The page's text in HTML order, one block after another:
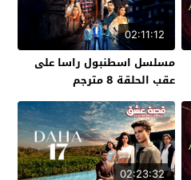
02:11:12
مسلسل اسطنبول راسا على
عقب الحلقة 8 مترجم
02:23:32